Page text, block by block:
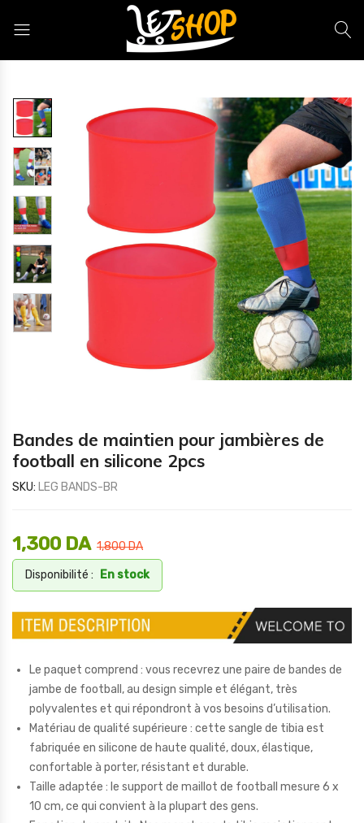
Bandes de maintien pour jambières de
football en silicone 2pcs
SKU: LEG BANDS-BR
1,800DA
1,300 DA
Disponibilité : En stock
Le paquet comprend : vous recevrez une paire de bandes de
jambe de football, au design simple et élégant, très
polyvalentes et qui répondront à vos besoins d’utilisation.
Matériau de qualité supérieure : cette sangle de tibia est
fabriquée en silicone de haute qualité, doux, élastique,
confortable à porter, résistant et durable.
Taille adaptée : le support de maillot de football mesure 6 x
10 cm, ce qui convient à la plupart des gens.